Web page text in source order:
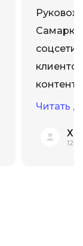
соцсети
Interra.
Читать
12